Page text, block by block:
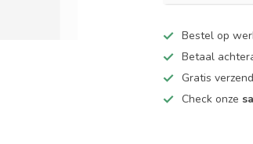
Bestel op
Betaal
Gratis
Check onze